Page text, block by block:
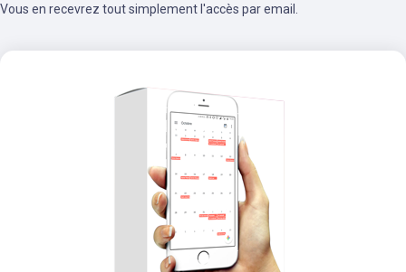
Vous en recevrez tout simplement l'accès par email.